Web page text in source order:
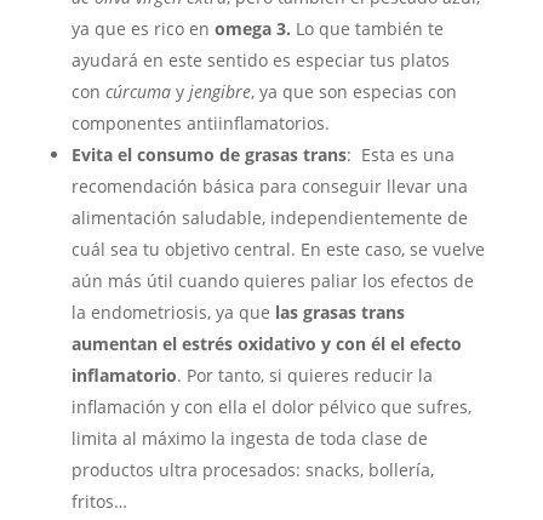
ya que es rico en omega 3. Lo que también te
ayudará en este sentido es especiar tus platos
con cúrcumay jengibre, ya que son especias con
componentes antiinflamatorios.
Evita el consumo de grasas trans: Esta es una
recomendación básica para conseguir llevar una
alimentación saludable, independientemente de
cuál sea tu objetivo central. En este caso, se vuelve
aún más útil cuando quieres paliar los efectos de
la endometriosis, ya que las grasas trans
aumentan el estrés oxidativo y con él el efecto
inflamatorio. Por tanto, si quieres reducir la
inflamación y con ella el dolor pélvico que sufres,
limita al máximo la ingesta de toda clase de
productos ultra procesados: snacks, bollería,
fritos…